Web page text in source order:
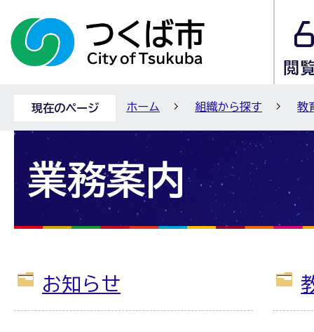
現在のページ ホーム 組織から探す 教
業務案内
お知らせ